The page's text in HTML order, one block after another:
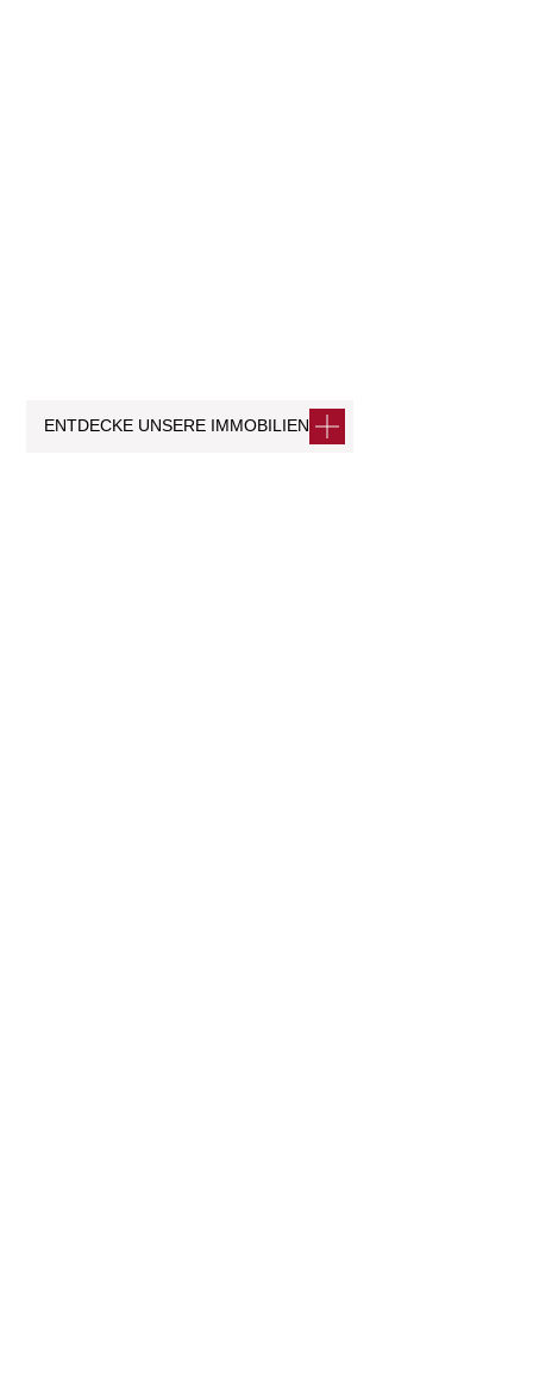
ENTDECKE UNSERE IMMOBILIEN